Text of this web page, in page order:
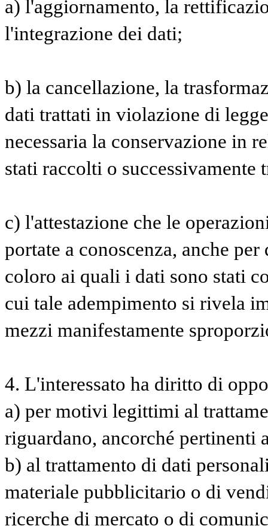
a) l'aggiornamento, la
l'integrazione dei dati;
b) la cancellazione, la
dati trattati in violazione di
necessaria la conservazione in
stati raccolti o successivamente
c) l'attestazione che le
portate a conoscenza, anche
coloro ai quali i dati sono stati
cui tale adempimento si rivela
mezzi manifestamente
4. L'interessato ha diritto di
a) per motivi legittimi al
riguardano, ancorché pertinenti
b) al trattamento di dati
materiale pubblicitario o di
ricerche di mercato o di